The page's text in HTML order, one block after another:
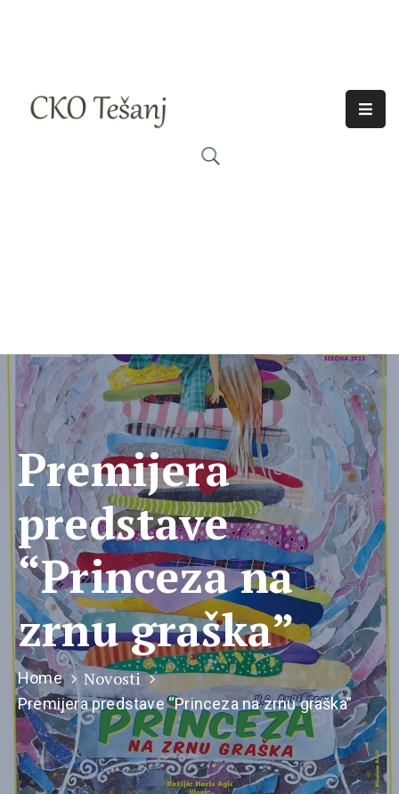
Nama
Premijera
predstave
“Princeza na
zrnu graška”
Home Novosti
Premijera predstave “Princeza na zrnu graška”